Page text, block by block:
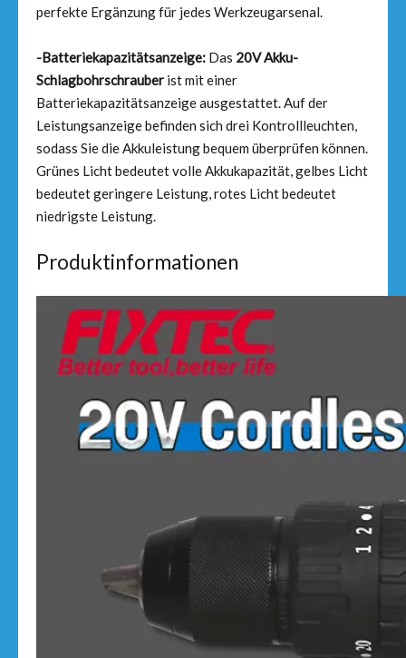
perfekte Ergänzung für jedes Werkzeugarsenal.
-Batteriekapazitätsanzeige: Das 20V Akku-
Schlagbohrschrauber ist mit einer
Batteriekapazitätsanzeige ausgestattet. Auf der
Leistungsanzeige befinden sich drei Kontrollleuchten,
sodass Sie die Akkuleistung bequem überprüfen können.
Grünes Licht bedeutet volle Akkukapazität, gelbes Licht
bedeutet geringere Leistung, rotes Licht bedeutet
niedrigste Leistung.
Produktinformationen